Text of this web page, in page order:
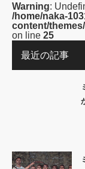
Warning:
/home/naka-
content/
on line 25
最近の記事